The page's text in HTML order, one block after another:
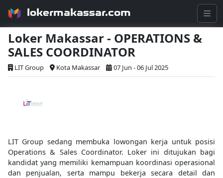
lokermakassar.com
Loker Makassar - OPERATIONS &
SALES COORDINATOR
LIT Group Kota Makassar 07 Jun - 06 Jul 2025
LIT Group sedang membuka lowongan kerja untuk posisi
Operations & Sales Coordinator. Loker ini ditujukan bagi
kandidat yang memiliki kemampuan koordinasi operasional
dan penjualan, serta mampu bekerja secara detail dan